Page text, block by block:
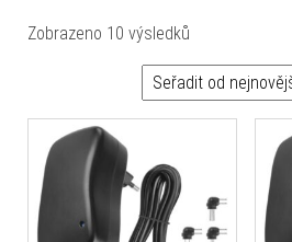
Zobrazeno 10 výsledků